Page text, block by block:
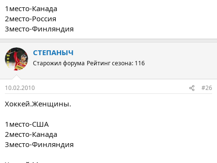
1место-Канада
2место-Россия
3место-Финляндия
СТЕПАНЫЧ
Старожил форума Рейтинг сезона: 116
10.02.2010 #26
Хоккей.Женщины.
1место-США
2место-Канада
3место-Финляндия